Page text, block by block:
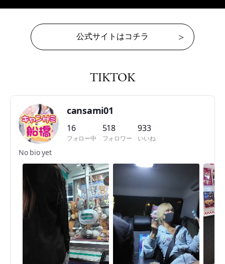
公式サイトはコチラ
TIKTOK